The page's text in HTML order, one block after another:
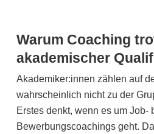
Warum Coaching
akademischer
Akademiker:innen zählen auf
wahrscheinlich nicht zu der
Erstes denkt, wenn es um Job-
Bewerbungscoachings geht.